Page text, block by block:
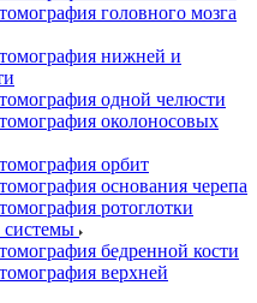
головного мозга
нижней и
одной челюсти
околоносовых
орбит
основания черепа
ротоглотки
системы
бедренной кости
верхней